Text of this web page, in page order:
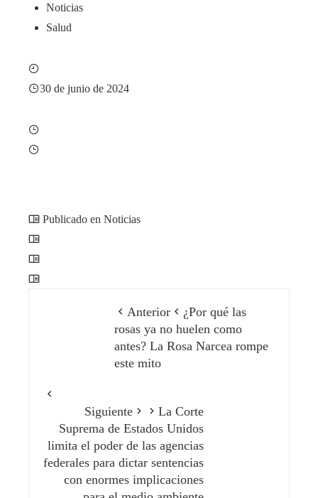
Noticias
Salud
30 de junio de 2024
Publicado en Noticias
Anterior
¿Por qué las
rosas ya no huelen como
antes? La Rosa Narcea rompe
este mito
Siguiente
La Corte
Suprema de Estados Unidos
limita el poder de las agencias
federales para dictar sentencias
con enormes implicaciones